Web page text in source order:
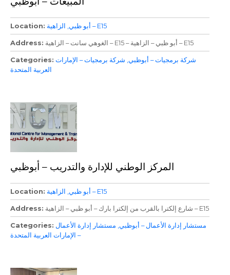
Location أبو ظبي الزاهية – E15
Address الغوهي سانت – الزاهية – E15 – أبو ظبي – الزاهية – E15
Categories شركة برمجيات – أبوظبي شركة برمجيات – الإمارات
العربية المتحدة
المركز الوطني للإدارة والتدريب – أبوظبي
Location أبو ظبي الزاهية – E15
Address شارع إلكترا بالقرب من إلكترا بارك – أبو ظبي – الزاهية – E15
Categories مستشار إدارة الأعمال – أبوظبي مستشار إدارة الأعمال
– الإمارات العربية المتحدة